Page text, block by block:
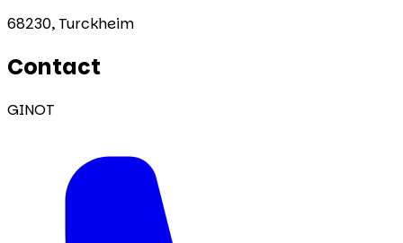
68230, Turckheim
Contact
GINOT